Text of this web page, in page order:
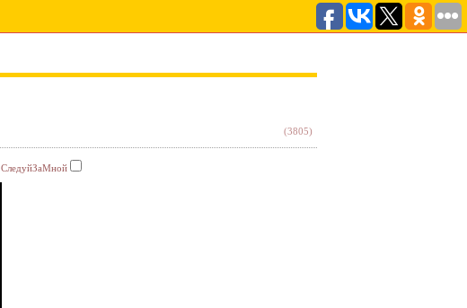
(3805)
СледуйЗаМной